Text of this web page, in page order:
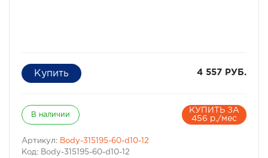
4 557 РУБ.
В наличии
КУПИТЬ ЗА
456 р./мес
Артикул: Body-315195-60-d10-12
Код: Body-315195-60-d10-12